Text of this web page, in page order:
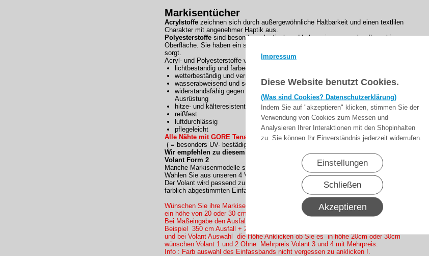
Impressum
Diese Website benutzt Cookies.
(Was sind Cookies? Datenschutzerklärung)
Indem Sie auf "akzeptieren" klicken, stimmen Sie der
Verwendung von Cookies zum Messen und
Analysieren Ihrer Interaktionen mit den Shopinhalten
zu. Sie können Ihr Einverständnis jederzeit widerrufen.
Einstellungen
Schließen
Akzeptieren
Markisentücher
Acrylstoffe zeichnen sich durch außergewöhnliche Haltbarkeit und einen textlilen
Charakter mit angenehmer Haptik aus.
Polyesterstoffe sind besonders elastisch und haben eine angenehm flauschige
Oberfläche. Sie haben ein sehr gutes Rückstellverhalten, das für ein glattes Tuch
sorgt.
Acryl- und Polyesterstoffe von Lewens sind:
lichtbeständig und farbecht
wetterbeständig und verrottungsfest
wasserabweisend und schnell trocknend
widerstandsfähig gegen Umwelteinflüsse durch Teflon-bzw. Cleangard-
Ausrüstung
hitze- und kälteresistent
reißfest
luftdurchlässig
pflegeleicht
Alle Nähte mit GORE Tenara CLEAR Nähfaden konfektioniert !
( = besonders UV- bestädig und reißfest. )
Wir empfehlen zu diesem Dessin:
Volant Form 2
Manche Markisenmodelle sind nur mit einem Volant vollständig.
Wählen Sie aus unseren 4 Volantformen.
Der Volant wird passend zum Rapport des Dessins geschnitten und mit dem
farblich abgestimmten Einfassband abgeschlossen.
Wünschen Sie ihre Markisentuch mit einen Volant ? , Wir haben zur Auswahl mit
ein höhe von 20 oder 30 cm
Bei Maßeingabe den Ausfallmaß gewünschte Volant höhe mit eingeben (
Beispiel 350 cm Ausfall + 20cm oder +30cm Volant höhe = 370 oder 380 Ausfall
und bei Volant Auswahl die Höhe Anklicken ob Sie es in höhe 20cm oder 30cm
wünschen Volant 1 und 2 Ohne Mehrpreis Volant 3 und 4 mit Mehrpreis.
Info : Farb auswahl des Einfassbands nicht vergessen zu anklicken !.